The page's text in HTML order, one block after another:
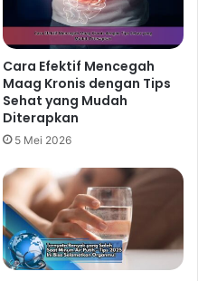
Cara Efektif Mencegah
Maag Kronis dengan Tips
Sehat yang Mudah
Diterapkan
5 Mei 2026